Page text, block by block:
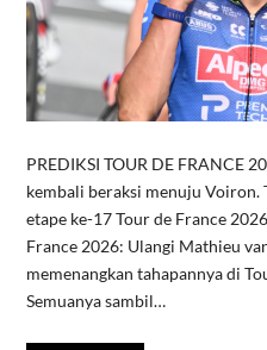
PREDIKSI TOUR DE FRANCE
kembali beraksi menuju Voiron.
etape ke-17 Tour de France
France 2026: Ulangi Mathieu
memenangkan tahapannya di
Semuanya sambil…